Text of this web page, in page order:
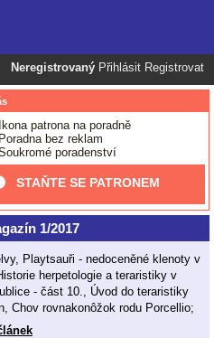
Neregistrovaný Přihlásit Registrovat
patrona na poradně
bez reklam
poradenství
STAŇTE SE PATRONEM
1/2017
Playtsauři - nedoceněné klenoty v
herpetologie a teraristiky v
- část 10., Úvod do teraristiky
Chov rovnakonôžok rodu Porcellio;